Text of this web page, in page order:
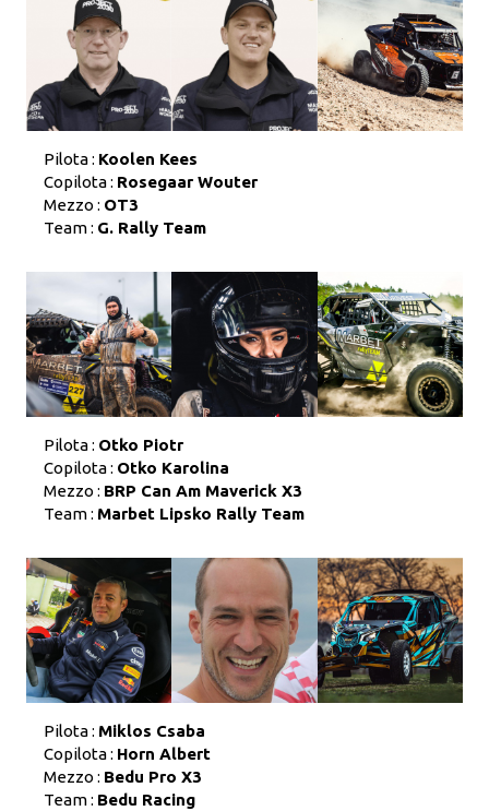
Pilota : Koolen Kees
Copilota : Rosegaar Wouter
Mezzo : OT3
Team : G. Rally Team
Pilota : Otko Piotr
Copilota : Otko Karolina
Mezzo : BRP Can Am Maverick X3
Team : Marbet Lipsko Rally Team
Pilota : Miklos Csaba
Copilota : Horn Albert
Mezzo : Bedu Pro X3
Team : Bedu Racing